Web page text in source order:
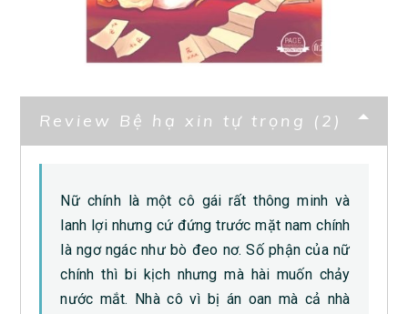
Review Bệ hạ xin tự trọng (2)
Nữ chính là một cô gái rất thông minh và
lanh lợi nhưng cứ đứng trước mặt nam chính
là ngơ ngác như bò đeo nơ. Số phận của nữ
chính thì bi kịch nhưng mà hài muốn chảy
nước mắt. Nhà cô vì bị án oan mà cả nhà